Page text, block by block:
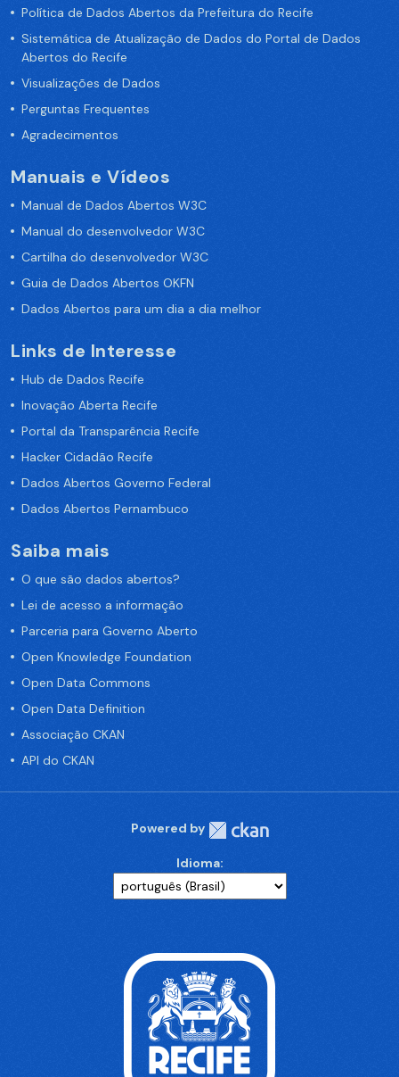
Política de Dados Abertos da Prefeitura do Recife
Sistemática de Atualização de Dados do Portal de Dados
Abertos do Recife
Visualizações de Dados
Perguntas Frequentes
Agradecimentos
Manuais e Vídeos
Manual de Dados Abertos W3C
Manual do desenvolvedor W3C
Cartilha do desenvolvedor W3C
Guia de Dados Abertos OKFN
Dados Abertos para um dia a dia melhor
Links de Interesse
Hub de Dados Recife
Inovação Aberta Recife
Portal da Transparência Recife
Hacker Cidadão Recife
Dados Abertos Governo Federal
Dados Abertos Pernambuco
Saiba mais
O que são dados abertos?
Lei de acesso a informação
Parceria para Governo Aberto
Open Knowledge Foundation
Open Data Commons
Open Data Definition
Associação CKAN
API do CKAN
Powered by
Idioma